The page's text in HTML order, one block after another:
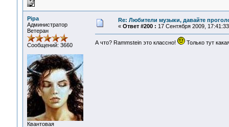
Pipa
Администратор
Ветеран
Сообщений: 3660
Квантовая
Re: Любители музыки, давайте
« Ответ #200 : 17 Сентября 2009,
А что? Rammstein это классно! Только тут